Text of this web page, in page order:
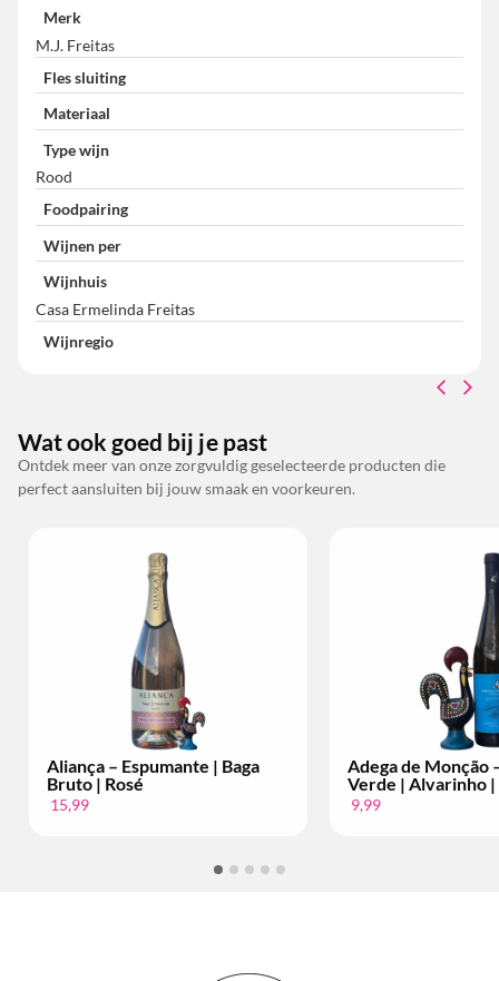
Merk
M.J. Freitas
Fles sluiting
Materiaal
Type wijn
Rood
Foodpairing
Wijnen per
Wijnhuis
Casa Ermelinda Freitas
Wijnregio
Wat ook goed bij je past
Ontdek meer van onze zorgvuldig geselecteerde producten die
perfect aansluiten bij jouw smaak en voorkeuren.
– Espumante | Baga
Rosé
Adega de Monção – Vinho
Verde | Alvarinho | Per Fles